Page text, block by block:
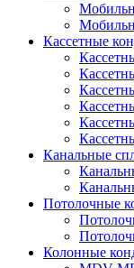
Кассетные
Канальные
Потолочные
Колонные